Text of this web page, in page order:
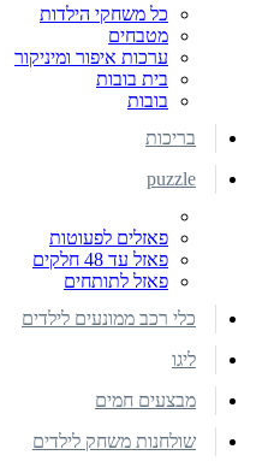
כל משחקי הילדות
מטבחים
ערכות איפור ומיניקור
בית בובות
בובות
בריכות
puzzle
פאזלים לפעוטות
פאזל עד 48 חלקים
פאזל לתותחים
כלי רכב ממונעים לילדים
ליגו
מבצעים חמים
שולחנות משחק לילדים